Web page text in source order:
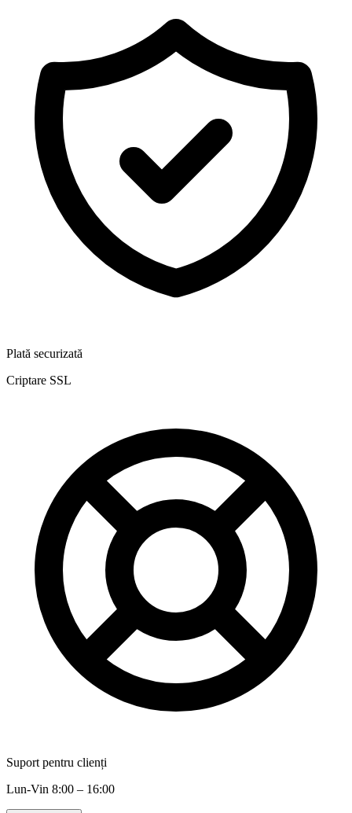
Plată securizată
Criptare SSL
Suport pentru clienți
Lun-Vin 8:00 – 16:00